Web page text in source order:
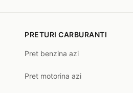
PRETURI CARBURANTI
Pret benzina azi
Pret motorina azi